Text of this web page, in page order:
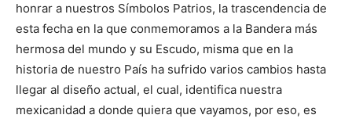
honrar a nuestros Símbolos Patrios, la trascendencia de
esta fecha en la que conmemoramos a la Bandera más
hermosa del mundo y su Escudo, misma que en la
historia de nuestro País ha sufrido varios cambios hasta
llegar al diseño actual, el cual, identifica nuestra
mexicanidad a donde quiera que vayamos, por eso, es